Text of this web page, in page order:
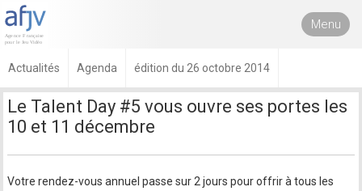
Menu
Actualités Agenda édition du 26 octobre 2014
Le Talent Day #5 vous ouvre ses portes les
10 et 11 décembre
Votre rendez-vous annuel passe sur 2 jours pour offrir à tous les